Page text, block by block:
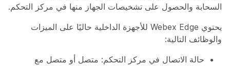
السحابة والحصول على تشخيصات الجهاز منها في مركز التحكم.
يحتوي Webex Edge للأجهزة الداخلية حاليًا على الميزات
والوظائف التالية:
حالة الاتصال في مركز التحكم: متصل أو متصل مع